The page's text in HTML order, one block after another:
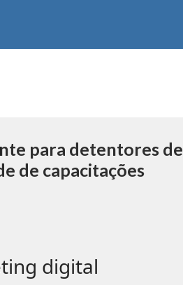
para detentores de
de capacitações
digital